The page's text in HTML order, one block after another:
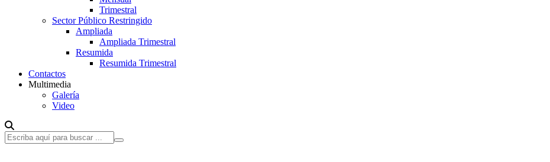
Trimestral
Sector Público Restringido
Ampliada
Ampliada Trimestral
Resumida
Resumida Trimestral
Contactos
Multimedia
Galería
Video